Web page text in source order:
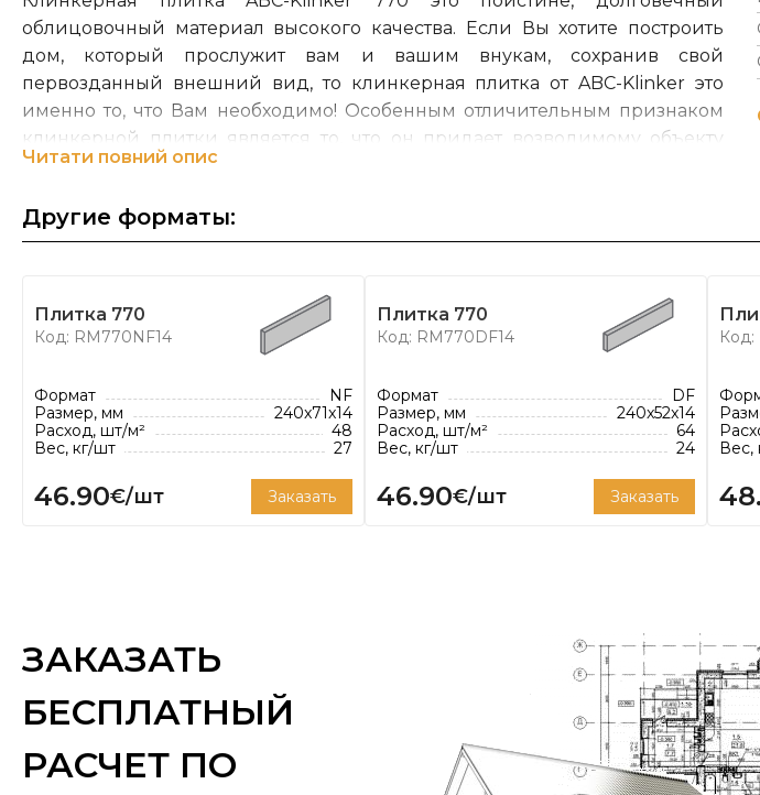
облицовочный материал высокого качества. Если Вы хотите построить
дом, который прослужит вам и вашим внукам, сохранив свой
первозданный внешний вид, то клинкерная плитка от ABC-Klinker это
именно то, что Вам необходимо! Особенным отличительным признаком
клинкерной плитки является то, что он придает возводимому объекту
уникальный вид и создает неповторимую атмосферу, подчеркивая
На сегодняшний день группа компаний ABC – Klinkergruppe находится в
Klinker владеет шестью заводами, на которых изготавливают: клинкерную
фасадную и напольную плитку, облицовочный клинкерный кирпич,
клинкерную брусчатку, керамическую черепицу.
*Расход плитки указан из расчета рекомендованной толщины шва 12 мм
Читати повний опис
Другие форматы:
Плитка 770
Код: RM770NF14
Формат
NF
Размер, мм
240x71x14
Расход, шт/м²
48
Вес, кг/шт
27
46.90€/шт Заказать
Плитка 770
Код: RM770DF14
Формат
DF
Размер, мм
240x52x14
Расход, шт/м²
64
Вес, кг/шт
24
46.90€/шт Заказать
Код:
Вес,
ЗАКАЗАТЬ
БЕСПЛАТНЫЙ
РАСЧЕТ ПО